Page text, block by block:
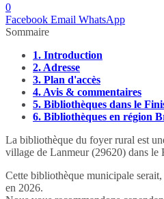
0
Facebook Email WhatsApp
Sommaire
1. Introduction
2. Adresse
3. Plan d'accès
4. Avis & commentaires
5. Bibliothèques dans le
6. Bibliothèques en région
La bibliothèque du foyer rural est
village de Lanmeur (29620) dans le
Cette bibliothèque municipale
en 2026.